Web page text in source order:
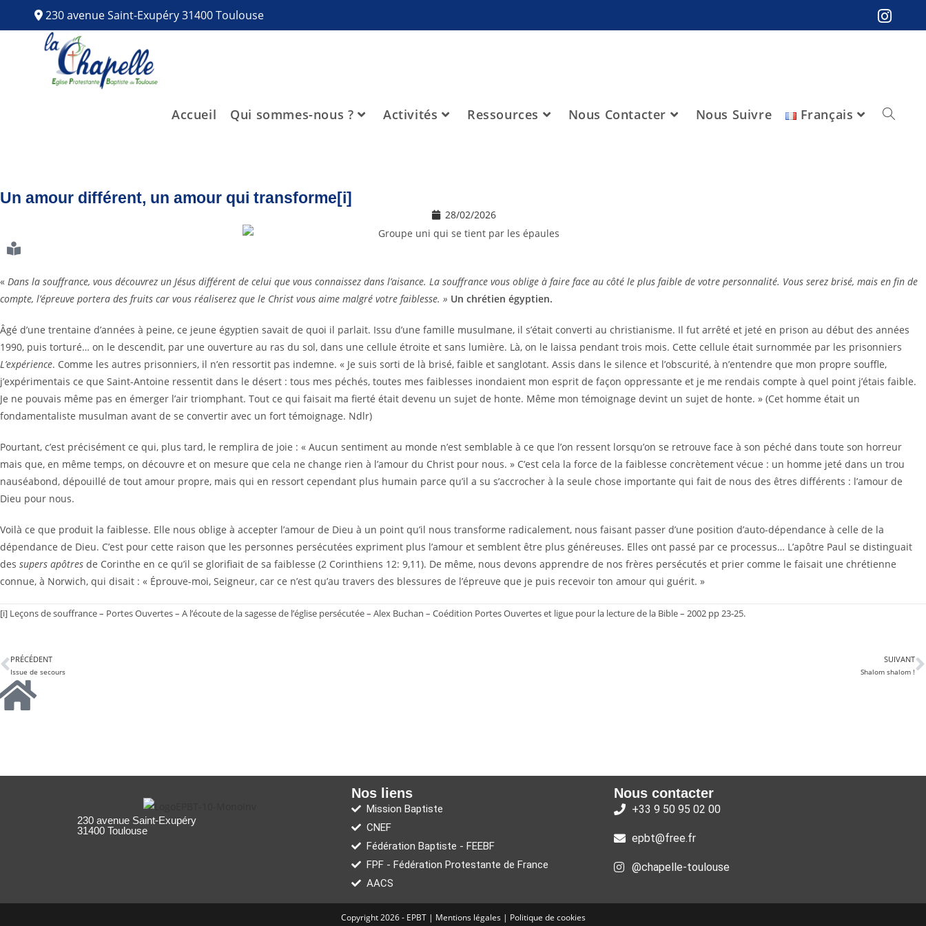
230 avenue Saint-Exupéry 31400 Toulouse
Accueil Qui sommes-nous ? Activités Ressources Nous Contacter Nous Suivre Français
Un amour différent, un amour qui transforme[i]
28/02/2026
« Dans la souffrance, vous découvrez un Jésus différent de celui que vous connaissez dans l’aisance. La souffrance vous oblige à faire face au côté le plus faible de votre personnalité. Vous serez brisé, mais en fin de
compte, l’épreuve portera des fruits car vous réaliserez que le Christ vous aime malgré votre faiblesse. » Un chrétien égyptien.
Âgé d’une trentaine d’années à peine, ce jeune égyptien savait de quoi il parlait. Issu d’une famille musulmane, il s’était converti au christianisme. Il fut arrêté et jeté en prison au début des années
1990, puis torturé… on le descendit, par une ouverture au ras du sol, dans une cellule étroite et sans lumière. Là, on le laissa pendant trois mois. Cette cellule était surnommée par les prisonniers
L’expérience. Comme les autres prisonniers, il n’en ressortit pas indemne. « Je suis sorti de là brisé, faible et sanglotant. Assis dans le silence et l’obscurité, à n’entendre que mon propre souffle,
j’expérimentais ce que Saint-Antoine ressentit dans le désert : tous mes péchés, toutes mes faiblesses inondaient mon esprit de façon oppressante et je me rendais compte à quel point j’étais faible.
Je ne pouvais même pas en émerger l’air triomphant. Tout ce qui faisait ma fierté était devenu un sujet de honte. Même mon témoignage devint un sujet de honte. » (Cet homme était un
fondamentaliste musulman avant de se convertir avec un fort témoignage. Ndlr)
Pourtant, c’est précisément ce qui, plus tard, le remplira de joie : « Aucun sentiment au monde n’est semblable à ce que l’on ressent lorsqu’on se retrouve face à son péché dans toute son horreur
mais que, en même temps, on découvre et on mesure que cela ne change rien à l’amour du Christ pour nous. » C’est cela la force de la faiblesse concrètement vécue : un homme jeté dans un trou
nauséabond, dépouillé de tout amour propre, mais qui en ressort cependant plus humain parce qu’il a su s’accrocher à la seule chose importante qui fait de nous des êtres différents : l’amour de
Dieu pour nous.
Voilà ce que produit la faiblesse. Elle nous oblige à accepter l’amour de Dieu à un point qu’il nous transforme radicalement, nous faisant passer d’une position d’auto-dépendance à celle de la
dépendance de Dieu. C’est pour cette raison que les personnes persécutées expriment plus l’amour et semblent être plus généreuses. Elles ont passé par ce processus… L’apôtre Paul se distinguait
des supers apôtres de Corinthe en ce qu’il se glorifiait de sa faiblesse (2 Corinthiens 12: 9,11). De même, nous devons apprendre de nos frères persécutés et prier comme le faisait une chrétienne
connue, à Norwich, qui disait : « Éprouve-moi, Seigneur, car ce n’est qu’au travers des blessures de l’épreuve que je puis recevoir ton amour qui guérit. »
[i] Leçons de souffrance – Portes Ouvertes – A l’écoute de la sagesse de l’église persécutée – Alex Buchan – Coédition Portes Ouvertes et ligue pour la lecture de la Bible – 2002 pp 23-25.
PRÉCÉDENT
Issue de secours
SUIVANT
Shalom shalom !
230 avenue Saint-Exupéry
31400 Toulouse
Nos liens
Mission Baptiste
CNEF
Fédération Baptiste - FEEBF
FPF - Fédération Protestante de France
AACS
Nous contacter
+33 9 50 95 02 00
epbt@free.fr
@chapelle-toulouse
Copyright 2026 - EPBT | Mentions légales | Politique de cookies